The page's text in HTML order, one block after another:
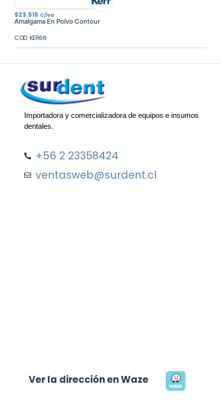
$23.515 C/Iva
Amalgama En Polvo Contour
COD: KER66
Importadora y comercializadora de equipos e insumos
dentales.
+56 2 23358424
ventasweb@surdent.cl
Ver la dirección en Waze